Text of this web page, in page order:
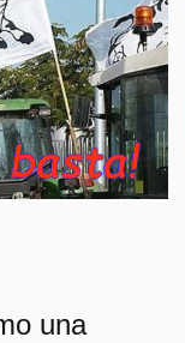
una